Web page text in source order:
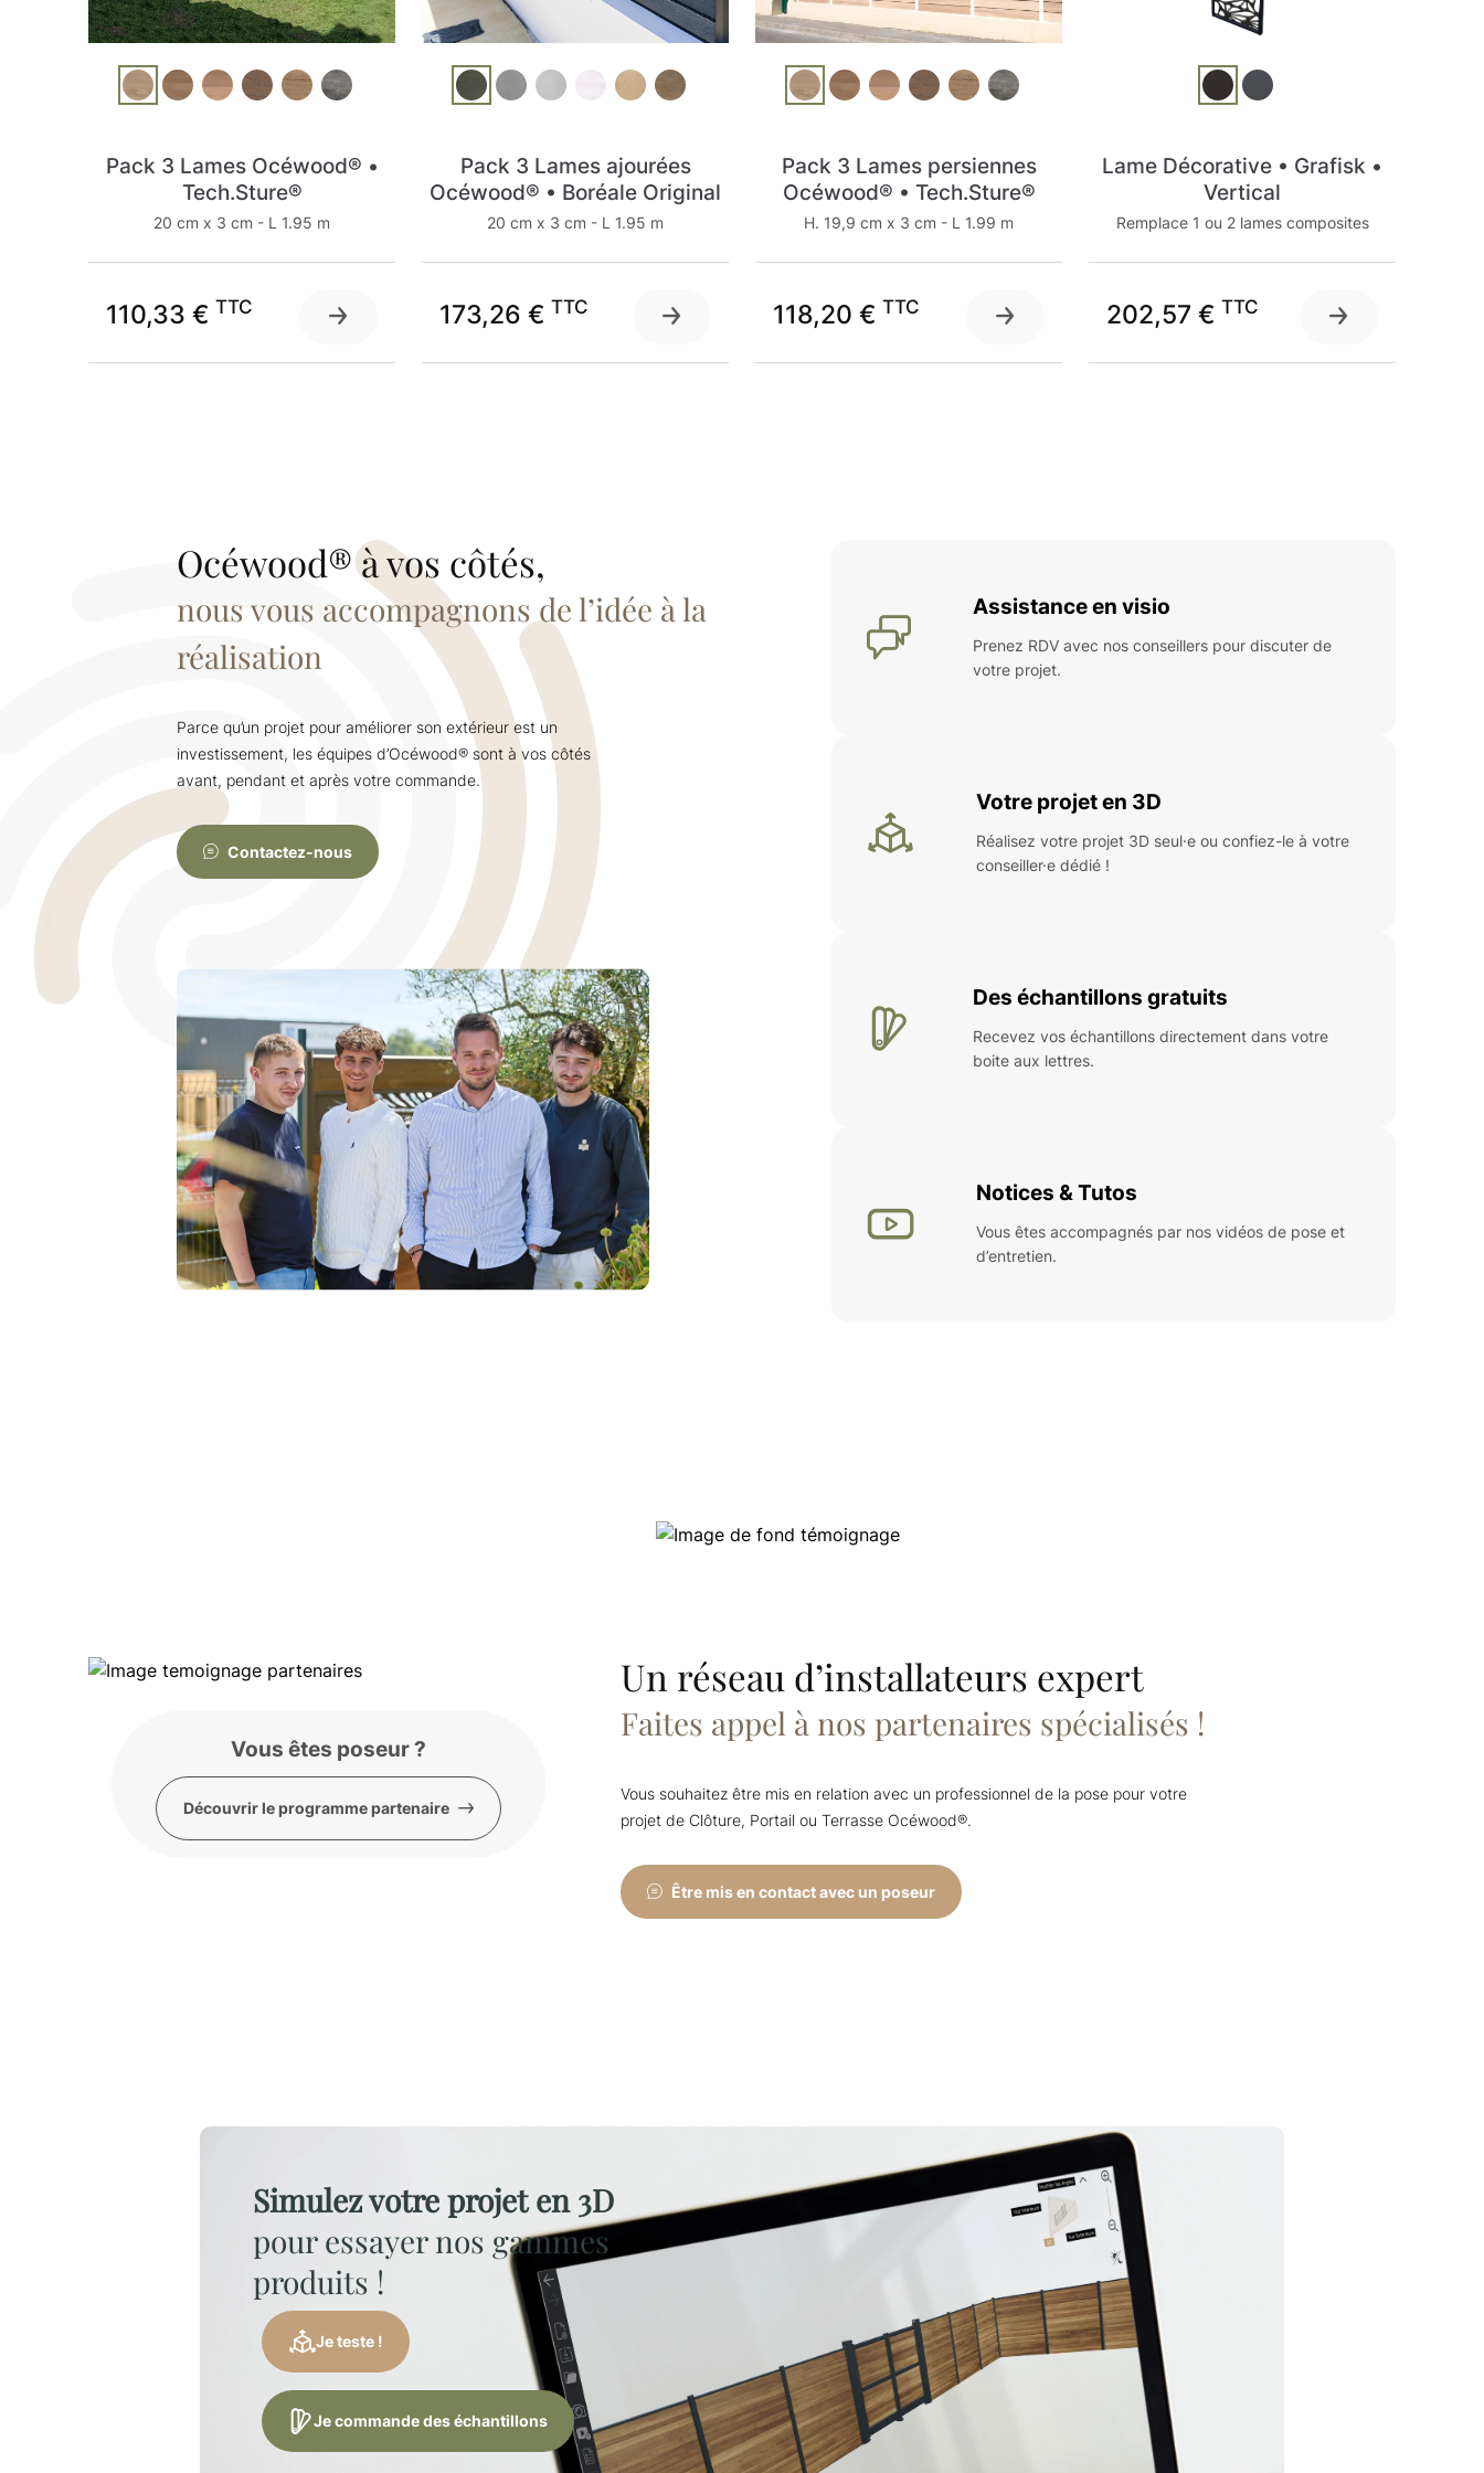
Pack 3 Lames Océwood® •
Tech.Sture®
20 cm x 3 cm - L 1.95 m
110,33 € TTC
Pack 3 Lames ajourées
Océwood® • Boréale Original
20 cm x 3 cm - L 1.95 m
173,26 € TTC
Pack 3 Lames persiennes
Océwood® • Tech.Sture®
H. 19,9 cm x 3 cm - L 1.99 m
118,20 € TTC
Lame Décorative • Grafisk •
Vertical
Remplace 1 ou 2 lames composites
202,57 € TTC
Océwood® à vos côtés,
nous vous accompagnons de l’idée à la
réalisation
Parce qu’un projet pour améliorer son extérieur est un
investissement, les équipes d’Océwood® sont à vos côtés
avant, pendant et après votre commande.
Contactez-nous
Assistance en visio
Prenez RDV avec nos conseillers pour discuter de
votre projet.
Votre projet en 3D
Réalisez votre projet 3D seul·e ou confiez-le à votre
conseiller·e dédié !
Des échantillons gratuits
Recevez vos échantillons directement dans votre
boite aux lettres.
Notices & Tutos
Vous êtes accompagnés par nos vidéos de pose et
d’entretien.
Vous êtes poseur ?
Découvrir le programme partenaire
Un réseau d’installateurs expert
Faites appel à nos partenaires spécialisés !
Vous souhaitez être mis en relation avec un professionnel de la pose pour votre
projet de Clôture, Portail ou Terrasse Océwood®.
Être mis en contact avec un poseur
Simulez votre projet en 3D
pour essayer nos gammes
produits !
Je teste !
Je commande des échantillons